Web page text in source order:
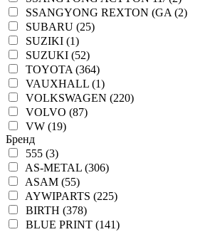
SSANGYONG REXTON (GA (2)
SUBARU (25)
SUZIKI (1)
SUZUKI (52)
TOYOTA (364)
VAUXHALL (1)
VOLKSWAGEN (220)
VOLVO (87)
VW (19)
Бренд
555 (3)
AS-METAL (306)
ASAM (55)
AYWIPARTS (225)
BIRTH (378)
BLUE PRINT (141)